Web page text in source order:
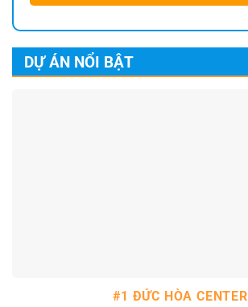
DỰ ÁN NỔI BẬT
#1 ĐỨC HÒA CENTER